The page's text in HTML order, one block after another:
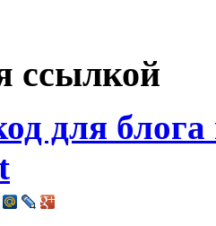
ссылкой
для